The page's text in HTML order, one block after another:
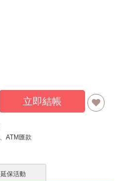
立即結帳
ATM匯款
延保活動